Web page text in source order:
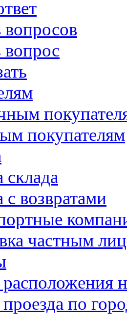
вопрос
покупателям
склада
с возвратами
частным
по